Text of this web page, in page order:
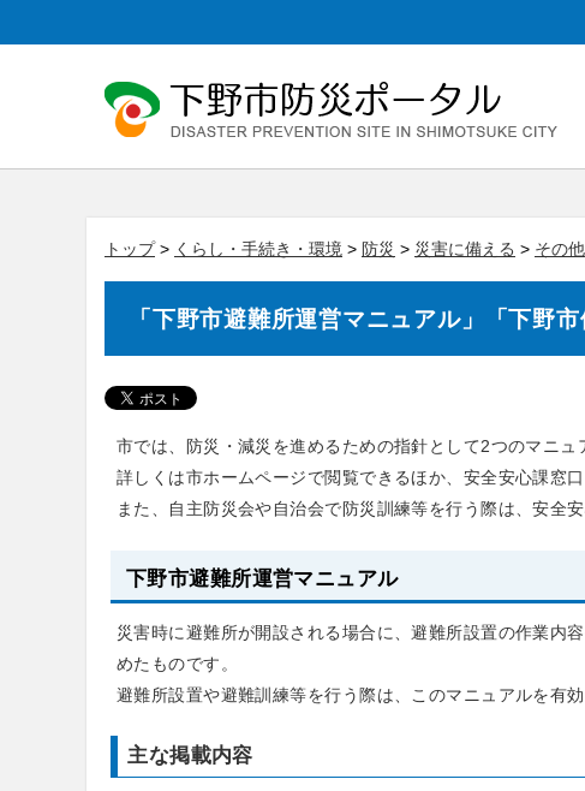
トップ> くらし・手続き・環境 > 防災 > 災害に備える > その他
「下野市避難所運営マニュアル」「下野市
市では、防災・減災を進めるための指針として2つのマニュ
詳しくは市ホームページで閲覧できるほか、安全安心課窓口
また、自主防災会や自治会で防災訓練等を行う際は、安全
下野市避難所運営マニュアル
災害時に避難所が開設される場合に、避難所設置の作業内
めたものです。
避難所設置や避難訓練等を行う際は、このマニュアルを有効
主な掲載内容